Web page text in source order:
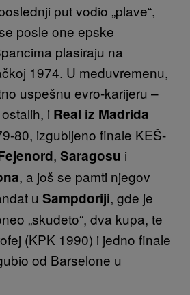
put vodio „plave“,
posle one epske
plasiraju na
1974. U međuvremenu,
uspešnu evro-karijeru –
i Real iz Madrida
80, izgubljeno finale KEŠ-
, Saragosu i
, a još se pamti njegov
u Sampdoriji, gde je
„skudeto“, dva kupa, te
(KPK 1990) i jedno finale
od Barselone u